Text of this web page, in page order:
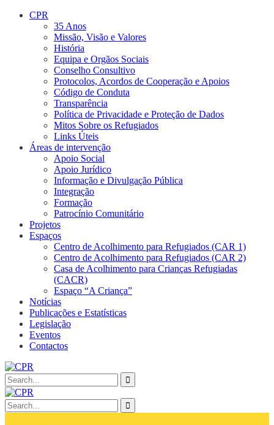
CPR
35 Anos
Missão, Visão e Valores
História
Equipa e Orgãos Sociais
Conselho Consultivo
Protocolos, Acordos de Cooperação e Apoios
Código de Conduta
Transparência
Política de Privacidade e Proteção de Dados
Mitos Sobre os Refugiados
Links Úteis
Áreas de intervenção
Apoio Social
Apoio Jurídico
Informação e Divulgação Pública
Integração
Formação
Patrocínio Comunitário
Projetos
Espaços
Centro de Acolhimento para Refugiados (CAR 1)
Centro de Acolhimento para Refugiados (CAR 2)
Casa de Acolhimento para Crianças Refugiadas
(CACR)
Espaço “A Criança”
Notícias
Publicações e Estatísticas
Legislação
Eventos
Contactos